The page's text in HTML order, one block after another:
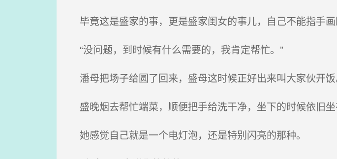
毕竟这是盛家的事，更是盛家闺女的事儿，自己不能指手画
“没问题，到时候有什么需要的，我肯定帮忙。”
潘母把场子给圆了回来，盛母这时候正好出来叫大家伙开饭
盛晚烟去帮忙端菜，顺便把手给洗干净，坐下的时候依旧
她感觉自己就是一个电灯泡，还是特别闪亮的那种。